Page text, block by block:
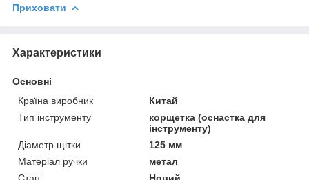
Приховати
Характеристики
Основні
Країна виробник
Китай
Тип інструменту
корщетка (оснастка для
інструменту)
Діаметр щітки
125 мм
Матеріал ручки
метал
Стан
Новий